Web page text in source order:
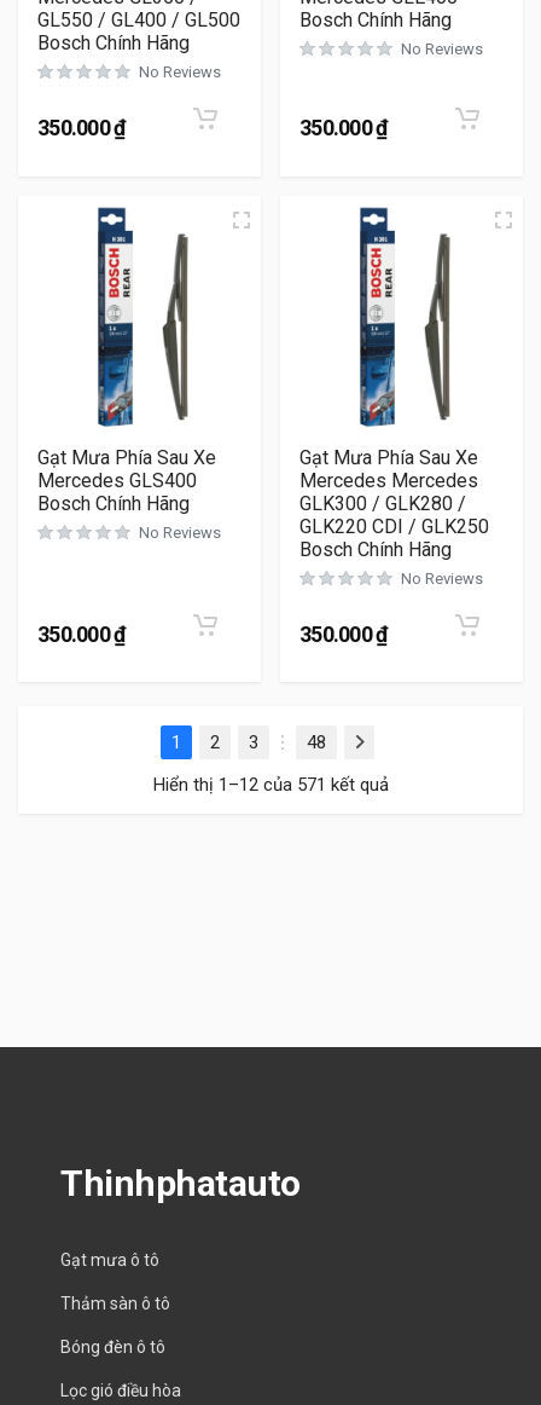
GL550 / GL400 / GL500
Bosch Chính Hãng
No Reviews
350.000₫
Bosch Chính Hãng
No Reviews
350.000₫
Gạt Mưa Phía Sau Xe
Mercedes GLS400
Bosch Chính Hãng
No Reviews
350.000₫
Gạt Mưa Phía Sau Xe
Mercedes Mercedes
GLK300 / GLK280 /
GLK220 CDI / GLK250
Bosch Chính Hãng
No Reviews
350.000₫
1 2 3
…
48
Next
Hiển thị 1–12 của 571 kết quả
Thinhphatauto
Gạt mưa ô tô
Thảm sàn ô tô
Bóng đèn ô tô
Lọc gió điều hòa